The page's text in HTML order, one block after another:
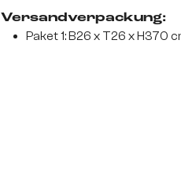
Versandverpackung:
Paket 1: B26 x T26 x H370